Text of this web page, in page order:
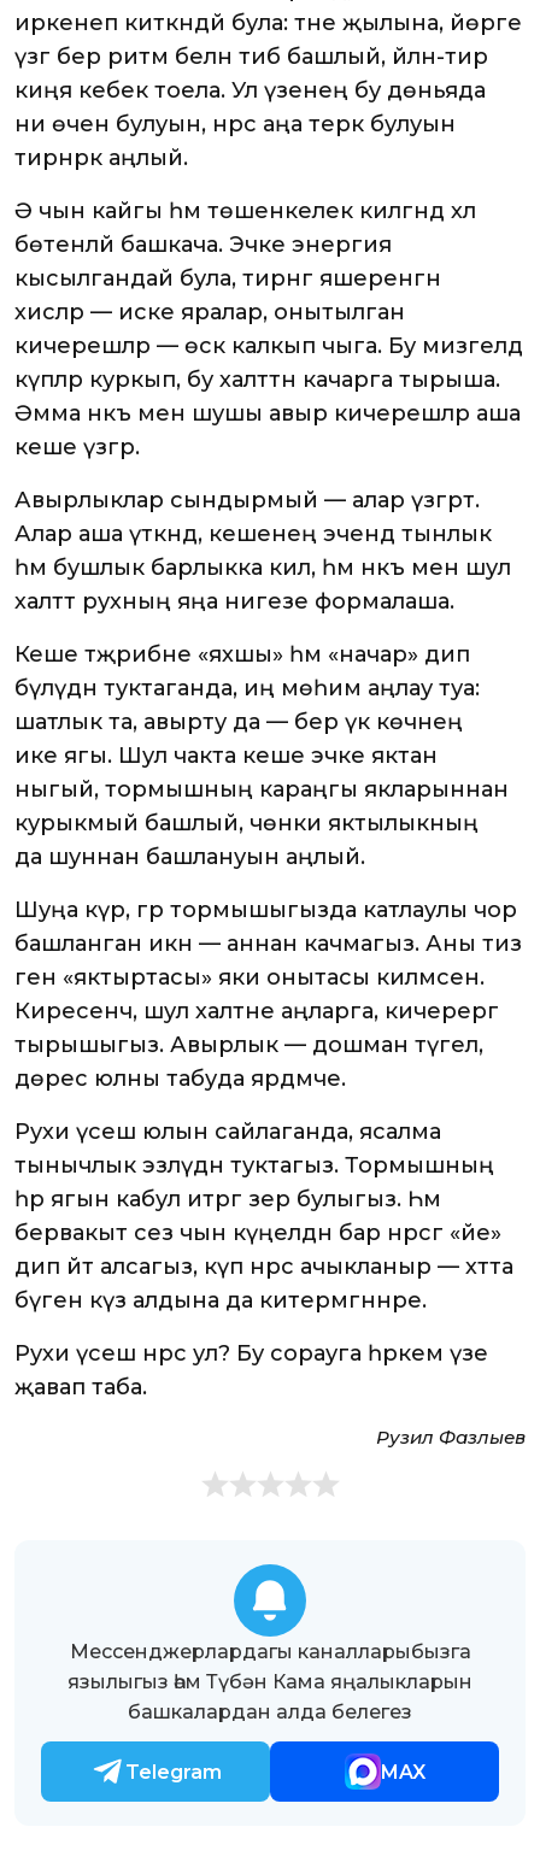
иркенәеп киткәндәй була: тәне җылына, йөрәге
үзгә бер ритм белән тибә башлый, әйләнә-тирә
киңәя кебек тоела. Ул үзенең бу дөньяда
ни өчен булуын, нәрсә аңа терәк булуын
тирәнрәк аңлый.
Ә чын кайгы һәм төшенкелек килгәндә хәл
бөтенләй башкача. Эчке энергия
кысылгандай була, тирәнгә яшеренгән
хисләр — иске яралар, онытылган
кичерешләр — өскә калкып чыга. Бу мизгелдә
күпләр куркып, бу халәттән качарга тырыша.
Әмма нәкъ менә шушы авыр кичерешләр аша
кеше үзгәрә.
Авырлыклар сындырмый — алар үзгәртә.
Алар аша үткәндә, кешенең эчендә тынлык
һәм бушлык барлыкка килә, һәм нәкъ менә шул
халәттә рухның яңа нигезе формалаша.
Кеше тәҗрибәне «яхшы» һәм «начар» дип
бүлүдән туктаганда, иң мөһим аңлау туа:
шатлык та, авырту да — бер үк көчнең
ике ягы. Шул чакта кеше эчке яктан
ныгый, тормышның караңгы якларыннан
курыкмый башлый, чөнки яктылыкның
да шуннан башлануын аңлый.
Шуңа күрә, әгәр тормышыгызда катлаулы чор
башланган икән — аннан качмагыз. Аны тиз
генә «яктыртасы» яки онытасы килмәсен.
Киресенчә, шул халәтне аңларга, кичерергә
тырышыгыз. Авырлык — дошман түгел, ә
дөрес юлны табуда ярдәмче.
Рухи үсеш юлын сайлаганда, ясалма
тынычлык эзләүдән туктагыз. Тормышның
һәр ягын кабул итәргә әзер булыгыз. Һәм
бервакыт сез чын күңелдән бар нәрсәгә «әйе»
дип әйтә алсагыз, күп нәрсә ачыкланыр — хәтта
бүген күз алдына да китермәгәннәре.
Рухи үсеш нәрсә ул? Бу сорауга һәркем үзе
җавап таба.
Рузил Фазлыев
Мессенджерлардагы каналларыбызга
язылыгыз һәм Түбән Кама яңалыкларын
башкалардан алда белегез
Telegram MAX